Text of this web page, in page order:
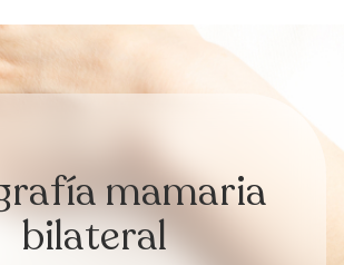
mamaria
bilateral